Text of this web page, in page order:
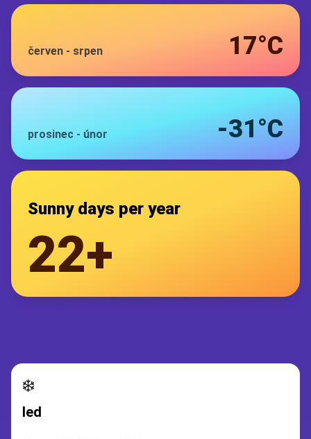
červen - srpen 17°C
prosinec - únor -31°C
Sunny days per year
22+
❄️
led